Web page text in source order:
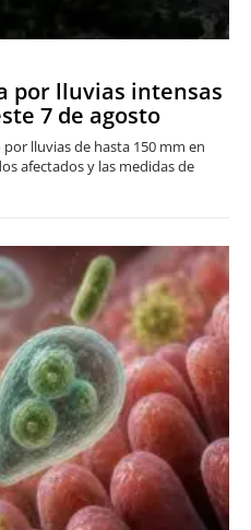
por lluvias intensas
7 de agosto
lluvias de hasta 150 mm en
afectados y las medidas de